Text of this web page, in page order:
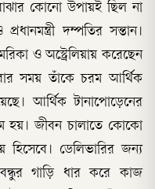
কোনো উপায়ই ছিল না
দম্পতির সন্তান।
ও অস্ট্রেলিয়ায় করেছেন
সময় তাঁকে চরম আর্থিক
আর্থিক টানাপোড়েনের
হয়। জীবন চালাতে কোকো
হিসেবে। ডেলিভারির জন্য
গাড়ি ধার করে কাজ